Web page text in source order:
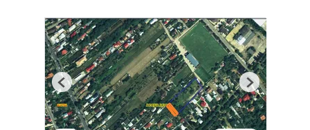
Previous Next